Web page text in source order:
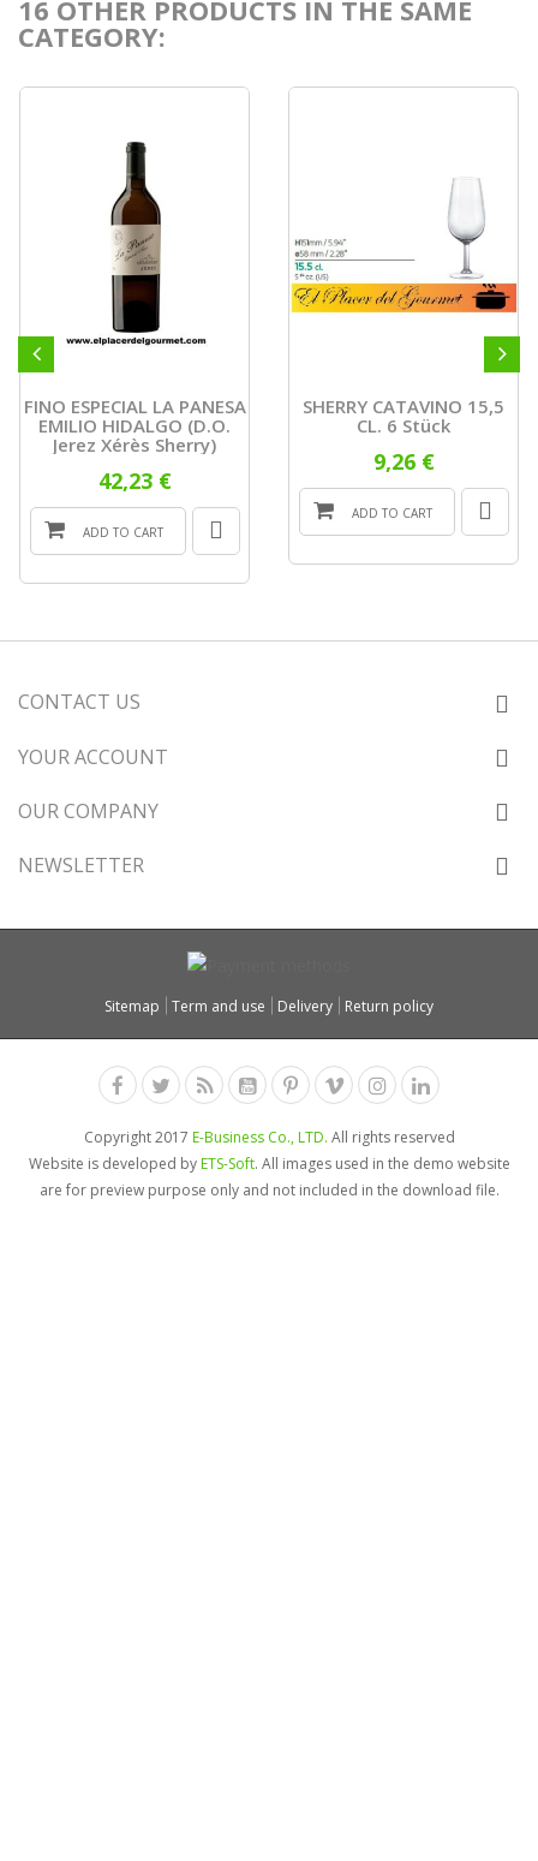
16 OTHER PRODUCTS IN THE SAME
CATEGORY:
FINO ESPECIAL LA PANESA
EMILIO HIDALGO (D.O.
Jerez Xérès Sherry)
42,23 €
ADD TO CART
SHERRY CATAVINO 15,5
CL. 6 Stück
9,26 €
ADD TO CART
CONTACT US
YOUR ACCOUNT
OUR COMPANY
NEWSLETTER
Sitemap Term and use Delivery Return policy
Copyright 2017 E-Business Co., LTD. All rights reserved
Website is developed byETS-Soft. All images used in the demo website
are for preview purpose only and not included in the download file.